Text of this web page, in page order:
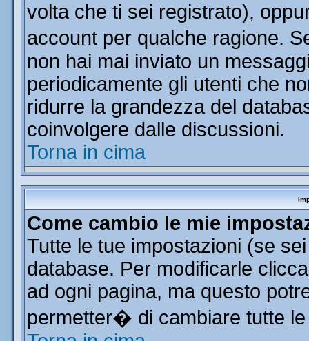
volta che ti sei registrato),
account per qualche ragione.
non hai mai inviato un
periodicamente gli utenti che
ridurre la grandezza del
coinvolgere dalle discussioni.
Torna in cima
Come cambio le mie
Tutte le tue impostazioni (se
database. Per modificarle
ad ogni pagina, ma questo
permetter� di cambiare tutte